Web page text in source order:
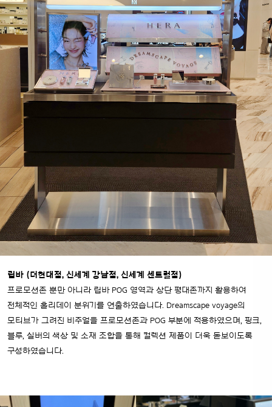
립바 (더현대점, 신세계 강남점, 신세계 센트럴점)
프로모션존 뿐만 아니라 립바 POG 영역과 상단 평대존까지 활용하여
전체적인 홀리데이 분위기를 연출하였습니다. Dreamscape voyage의
모티브가 그려진 비주얼을 프로모션존과 POG 부분에 적용하였으며, 핑크,
블루, 실버의 색상 및 소재 조합을 통해 컬렉션 제품이 더욱 돋보이도록
구성하였습니다.